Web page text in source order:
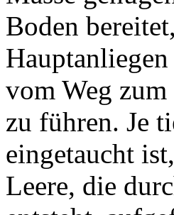
Boden
vom Weg
zu führen. Je
eingetaucht
Leere, die